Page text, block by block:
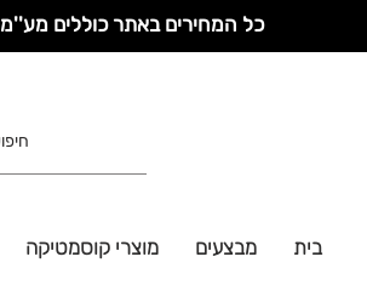
כל המחירים באתר כוללים מע''מ
בית מבצעים מוצרי קוסמטיקה